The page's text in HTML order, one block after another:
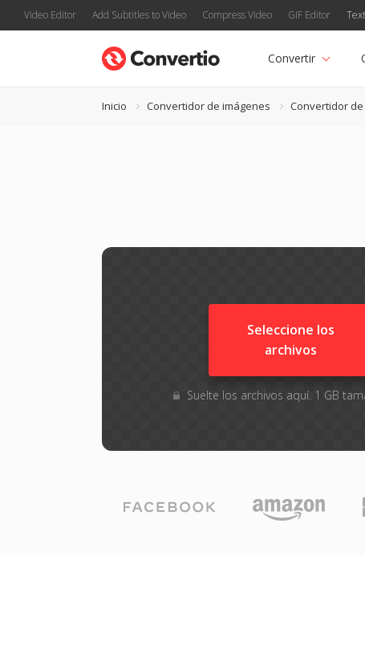
Video Editor Add Subtitles to Video Compress Video GIF Editor
Convertir
Inicio Convertidor de imágenes Convertidor de
Seleccione los
archivos
Suelte los archivos aquí. 1 GB